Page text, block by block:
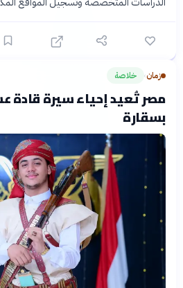
زمان› خلاصة
مصر تُعيد إحياء سيرة قادة
بسقارة